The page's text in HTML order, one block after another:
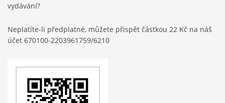
vydávání?
Neplatíte-li předplatné, můžete přispět částkou 22 Kč na náš
účet 670100-2203961759/6210